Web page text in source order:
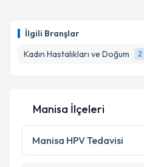
İlgili Branşlar
Kadın Hastalıkları ve Doğum
2
Manisa İlçeleri
Manisa HPV Tedavisi